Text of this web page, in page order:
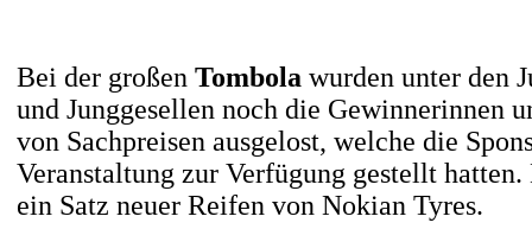
Bei der großen Tombola wurden unter den
und Junggesellen noch die Gewinnerinnen
von Sachpreisen ausgelost, welche die
Veranstaltung zur Verfügung gestellt
ein Satz neuer Reifen von Nokian Tyres.